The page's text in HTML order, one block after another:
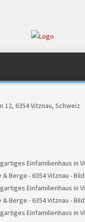
12, 6354 Vitznau, Schweiz